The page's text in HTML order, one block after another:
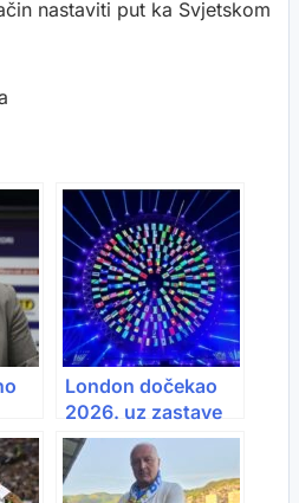
nastaviti put ka Svjetskom
London dočekao
2026. uz zastave
BiH, Hrvatske,
Srbije, Crne Gore,
Slovenije i Sjeverne